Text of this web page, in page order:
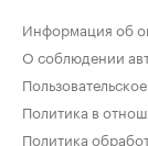
Информация об
О соблюдении
Политика в
Политика